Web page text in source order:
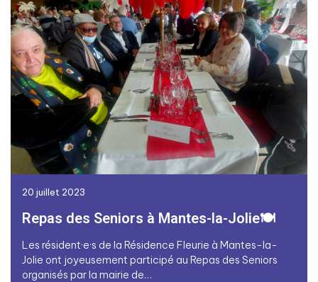
20 juillet 2023
Repas des Seniors à Mantes-la-Jolie🍽️
Les résident·e·s de la Résidence Fleurie à Mantes-la-
Jolie ont joyeusement participé au Repas des Seniors
organisés par la mairie de…